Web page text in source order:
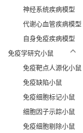
神经系统疾病模型
代谢心血管疾病模型
自身免疫疾病模型
免疫学研究小鼠
免疫靶点人源化小鼠
免疫缺陷小鼠
免疫细胞标记小鼠
细胞因子示踪小鼠
免疫细胞剔除小鼠